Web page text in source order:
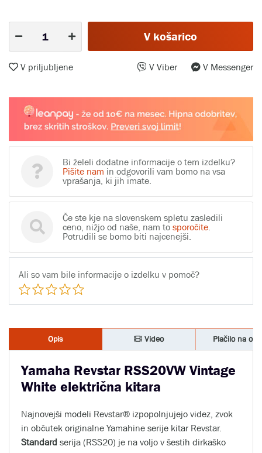
V košarico
V priljubljene V Viber V Messenger
Bi želeli dodatne informacije o tem izdelku?
Pišite nam in odgovorili vam bomo na vsa
vprašanja, ki jih imate.
Če ste kje na slovenskem spletu zasledili
ceno, nižjo od naše, nam to sporočite
Potrudili se bomo biti najcenejši.
Ali so vam bile informacije o izdelku v pomoč?
Opis Video Plačilo na
Yamaha Revstar RSS20VW Vintage
White električna kitara
Najnovejši modeli Revstar® izpopolnjujejo videz, zvok
in občutek originalne Yamahine serije kitar Revstar.
Standard serija (RSS20) je na voljo v šestih dirkaško